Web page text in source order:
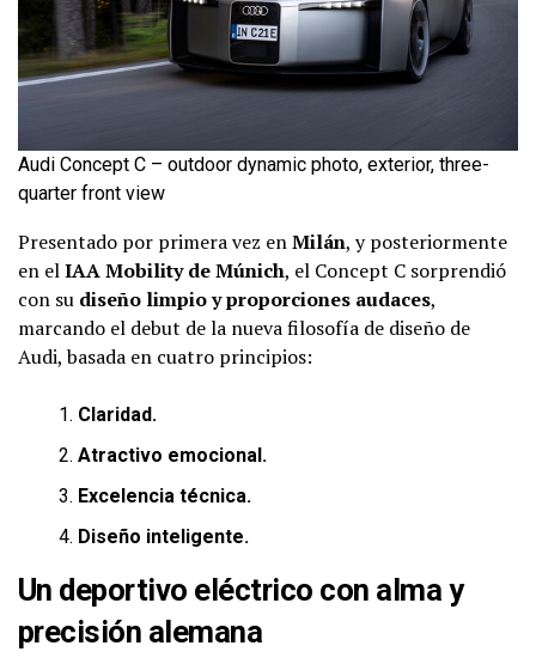
Audi Concept C – outdoor dynamic photo, exterior, three-
quarter front view
Presentado por primera vez enMilán, y posteriormente
en elIAA Mobility de Múnich, el Concept C sorprendió
con su diseño limpio y proporciones audaces,
marcando el debut de la nueva filosofía de diseño de
Audi, basada en cuatro principios:
Claridad.
Atractivo emocional.
Excelencia técnica.
Diseño inteligente.
Un deportivo eléctrico con alma y
precisión alemana